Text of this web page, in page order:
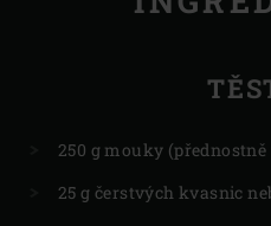
250 g mouky (přednostně
25 g čerstvých kvasnic